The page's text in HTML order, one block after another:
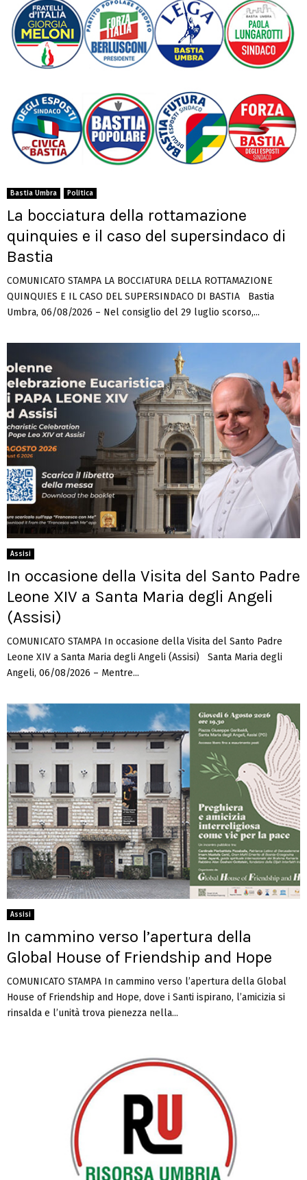
Bastia Umbra Politica
La bocciatura della rottamazione
quinquies e il caso del supersindaco di
Bastia
COMUNICATO STAMPA LA BOCCIATURA DELLA ROTTAMAZIONE
QUINQUIES E IL CASO DEL SUPERSINDACO DI BASTIA Bastia
Umbra, 06/08/2026 – Nel consiglio del 29 luglio scorso,...
Assisi
In occasione della Visita del Santo Padre
Leone XIV a Santa Maria degli Angeli
(Assisi)
COMUNICATO STAMPA In occasione della Visita del Santo Padre
Leone XIV a Santa Maria degli Angeli (Assisi) Santa Maria degli
Angeli, 06/08/2026 – Mentre...
Assisi
In cammino verso l’apertura della
Global House of Friendship and Hope
COMUNICATO STAMPA In cammino verso l’apertura della Global
House of Friendship and Hope, dove i Santi ispirano, l’amicizia si
rinsalda e l’unità trova pienezza nella...